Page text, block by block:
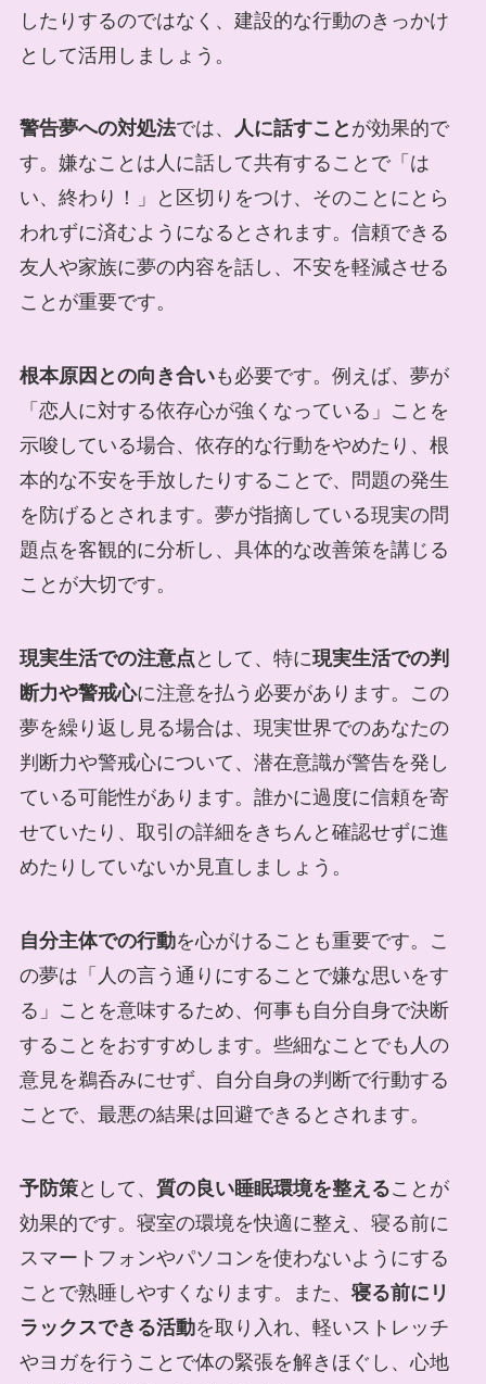
したりするのではなく、建設的な行動のきっかけ
として活用しましょう。
警告夢への対処法では、 人に話すこと が効果的で
す。嫌なことは人に話して共有することで「は
い、終わり！」と区切りをつけ、そのことにとら
われずに済むようになるとされます。信頼できる
友人や家族に夢の内容を話し、不安を軽減させる
ことが重要です。
根本原因との向き合いも必要です。例えば、夢が
「恋人に対する依存心が強くなっている」ことを
示唆している場合、依存的な行動をやめたり、根
本的な不安を手放したりすることで、問題の発生
を防げるとされます。夢が指摘している現実の問
題点を客観的に分析し、具体的な改善策を講じる
ことが大切です。
現実生活での注意点 として、特に現実生活での判
断力や警戒心に注意を払う必要があります。この
夢を繰り返し見る場合は、現実世界でのあなたの
判断力や警戒心について、潜在意識が警告を発し
ている可能性があります。誰かに過度に信頼を寄
せていたり、取引の詳細をきちんと確認せずに進
めたりしていないか見直しましょう。
自分主体での行動を心がけることも重要です。こ
の夢は「人の言う通りにすることで嫌な思いをす
る」ことを意味するため、何事も自分自身で決断
することをおすすめします。些細なことでも人の
意見を鵜呑みにせず、自分自身の判断で行動する
ことで、最悪の結果は回避できるとされます。
予防策として、 質の良い睡眠環境を整えることが
効果的です。寝室の環境を快適に整え、寝る前に
スマートフォンやパソコンを使わないようにする
ことで熟睡しやすくなります。また、 寝る前にリ
ラックスできる活動を取り入れ、軽いストレッチ
やヨガを行うことで体の緊張を解きほぐし、心地